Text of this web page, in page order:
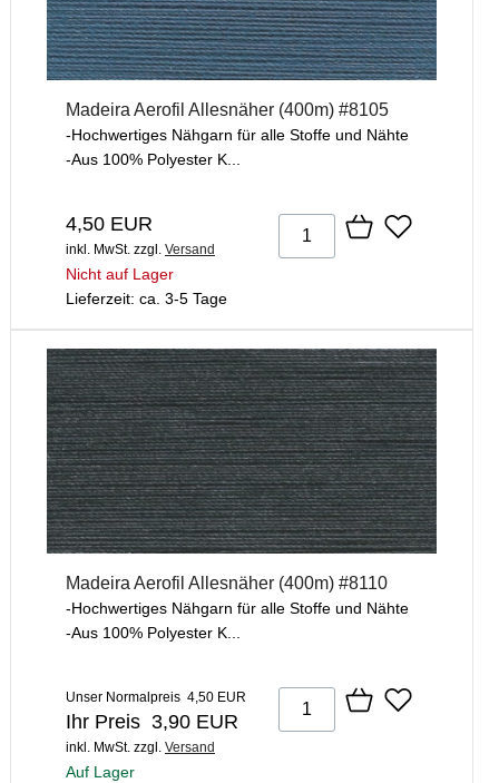
Madeira Aerofil Allesnäher (400m) #8105
-Hochwertiges Nähgarn für alle Stoffe und Nähte
-Aus 100% Polyester K...
4,50 EUR
inkl. MwSt. zzgl. Versand
Nicht auf Lager
Lieferzeit: ca. 3-5 Tage
Madeira Aerofil Allesnäher (400m) #8110
-Hochwertiges Nähgarn für alle Stoffe und Nähte
-Aus 100% Polyester K...
Unser Normalpreis 4,50 EUR
Ihr Preis 3,90 EUR
inkl. MwSt. zzgl. Versand
Auf Lager